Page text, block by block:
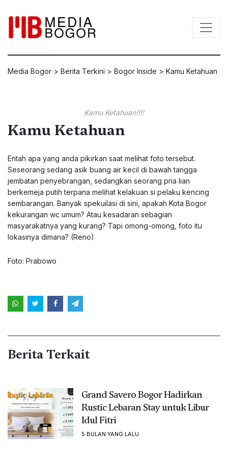
Media Bogor > Berita Terkini > Bogor Inside > Kamu Ketahuan
Kamu Ketahuan!!!!
Kamu Ketahuan
Entah apa yang anda pikirkan saat melihat foto tersebut.
Seseorang sedang asik buang air kecil di bawah tangga
jembatan penyebrangan, sedangkan seorang pria lian
berkemeja putih terpana melihat kelakuan si pelaku kencing
sembarangan. Banyak spekuilasi di sini, apakah Kota Bogor
kekurangan wc umum? Atau kesadaran sebagian
masyarakatnya yang kurang? Tapi omong-omong, foto itu
lokasinya dimana? (Reno)
Foto: Prabowo
Berita Terkait
Grand Savero Bogor Hadirkan
Rustic Lebaran Stay untuk Libur
Idul Fitri
5 BULAN YANG LALU